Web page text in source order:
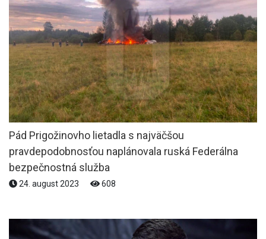
Pád Prigožinovho lietadla s najväčšou
pravdepodobnosťou naplánovala ruská Federálna
bezpečnostná služba
24. august 2023 608